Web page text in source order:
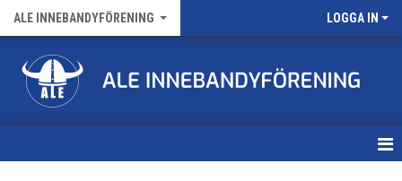
ALE INNEBANDYFÖRENING LOGGA IN